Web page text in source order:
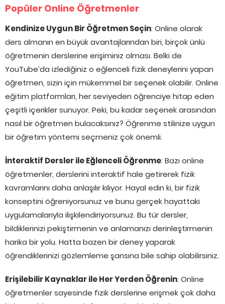
Popüler Online Öğretmenler
Kendinize Uygun Bir Öğretmen Seçin: Online olarak
ders almanın en büyük avantajlarından biri, birçok ünlü
öğretmenin derslerine erişiminiz olması. Belki de
YouTube’da izlediğiniz o eğlenceli fizik deneylerini yapan
öğretmen, sizin için mükemmel bir seçenek olabilir. Online
eğitim platformları, her seviyeden öğrenciye hitap eden
çeşitli içerikler sunuyor. Peki, bu kadar seçenek arasından
nasıl bir öğretmen bulacaksınız? Öğrenme stilinize uygun
bir öğretim yöntemi seçmeniz çok önemli.
İnteraktif Dersler ile Eğlenceli Öğrenme: Bazı online
öğretmenler, derslerini interaktif hale getirerek fizik
kavramlarını daha anlaşılır kılıyor. Hayal edin ki, bir fizik
konseptini öğreniyorsunuz ve bunu gerçek hayattaki
uygulamalarıyla ilişkilendiriyorsunuz. Bu tür dersler,
bildiklerinizi pekiştirmenin ve anlamanızı derinleştirmenin
harika bir yolu. Hatta bazen bir deney yaparak
öğrendiklerinizi gözlemleme şansına bile sahip olabilirsiniz.
Erişilebilir Kaynaklar ile Her Yerden Öğrenin: Online
öğretmenler sayesinde fizik derslerine erişmek çok daha